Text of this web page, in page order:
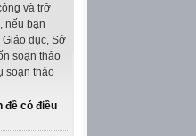
và trở
nếu bạn
dục, Sở
soạn thảo
soạn thảo
đề có điều